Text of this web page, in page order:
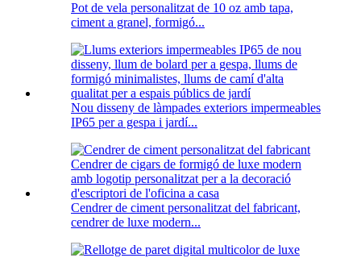
Pot de vela personalitzat de 10 oz amb tapa,
ciment a granel, formigó...
Nou disseny de làmpades exteriors impermeables
IP65 per a gespa i jardí...
Cendrer de ciment personalitzat del fabricant,
cendrer de luxe modern...